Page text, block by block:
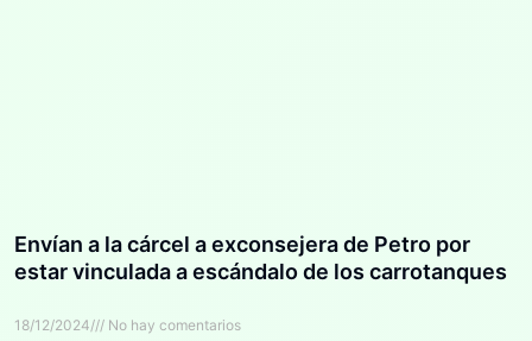
Envían a la cárcel a exconsejera de Petro por
estar vinculada a escándalo de los carrotanques
18/12/2024 No hay comentarios